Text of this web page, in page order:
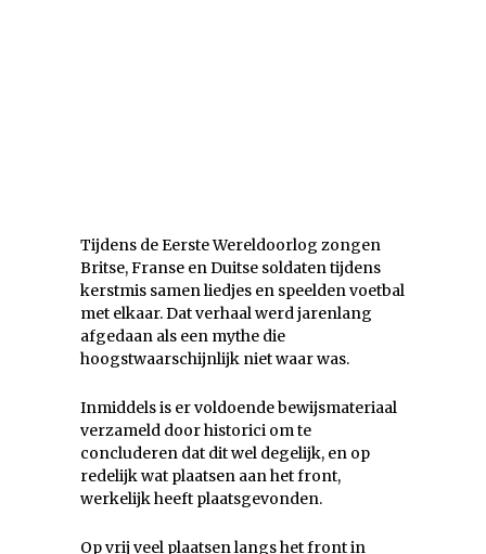
Tijdens de Eerste Wereldoorlog zongen
Britse, Franse en Duitse soldaten tijdens
kerstmis samen liedjes en speelden voetbal
met elkaar. Dat verhaal werd jarenlang
afgedaan als een mythe die
hoogstwaarschijnlijk niet waar was.
Inmiddels is er voldoende bewijsmateriaal
verzameld door historici om te
concluderen dat dit wel degelijk, en op
redelijk wat plaatsen aan het front,
werkelijk heeft plaatsgevonden.
Op vrij veel plaatsen langs het front in